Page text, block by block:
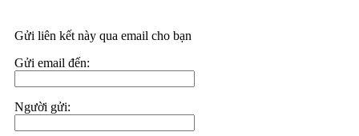
Gửi liên kết này qua email cho bạn
Gửi email đến:
Người gửi: